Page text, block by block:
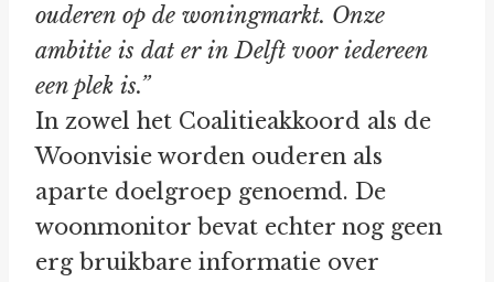
ouderen op de woningmarkt. Onze
ambitie is dat er in Delft voor iedereen
een plek is.”
In zowel het Coalitieakkoord als de
Woonvisie worden ouderen als
aparte doelgroep genoemd. De
woonmonitor bevat echter nog geen
erg bruikbare informatie over